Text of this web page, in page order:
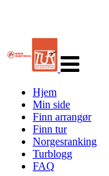
navigasjon
Hjem
Min side
Finn arrangør
Finn tur
Norgesranking
Turblogg
FAQ